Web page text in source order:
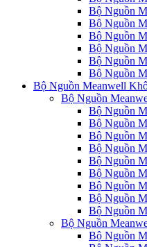
Bộ Nguồn
Bộ Nguồn
Bộ Nguồn
Bộ Nguồn
Bộ Nguồn
Bộ Nguồn
Bộ Nguồn Meanwell
Bộ Nguồn
Bộ Nguồn
Bộ Nguồn
Bộ Nguồn
Bộ Nguồn
Bộ Nguồn
Bộ Nguồn
Bộ Nguồn
Bộ Nguồn
Bộ Nguồn
Bộ Nguồn
Bộ Nguồn